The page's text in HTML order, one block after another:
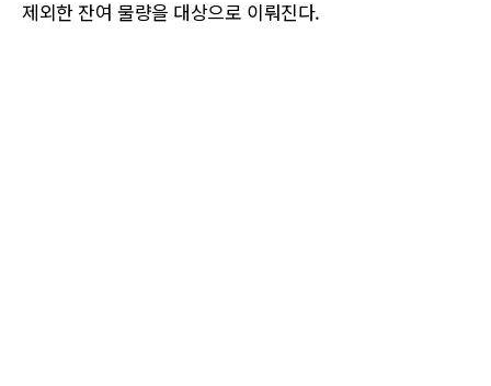
제외한 잔여 물량을 대상으로 이뤄진다.